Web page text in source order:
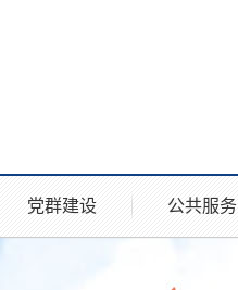
党群建设 公共服务